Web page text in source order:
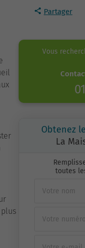
Partager
Vous
Obtenez
La
toutes